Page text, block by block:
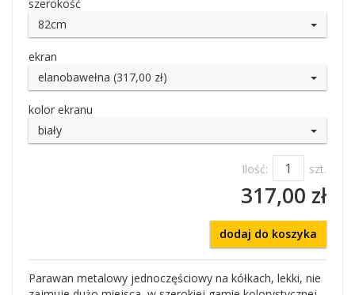
szerokość
82cm
ekran
elanobawełna (317,00 zł)
kolor ekranu
biały
Ilość: szt.
317,00 zł
dodaj do koszyka
Parawan metalowy jednoczęściowy na kółkach, lekki, nie